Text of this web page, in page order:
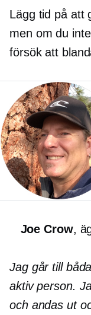
Lägg tid på att
men om du
försök att
Joe Crow,
Jag går till
aktiv person.
och andas ut